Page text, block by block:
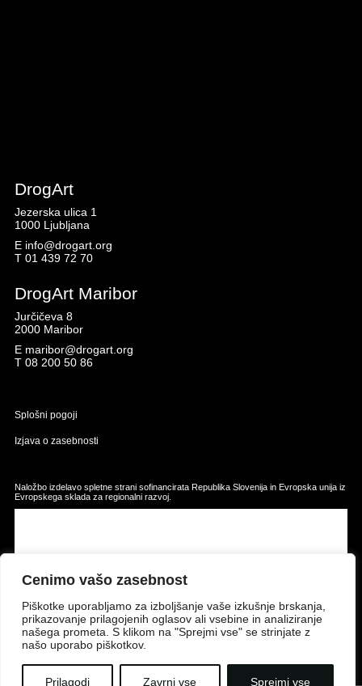
Cenimo vašo zasebnost
Piškotke uporabljamo za izboljšanje vaše izkušnje brskanja,
prikazovanje prilagojenih oglasov ali vsebine in analiziranje
našega prometa. S klikom na "Sprejmi vse" se strinjate z
našo uporabo piškotkov.
Prilagodi Zavrni vse Sprejmi vse
DrogArt
Jezerska ulica 1
1000 Ljubljana
E info@drogart.org
T 01 439 72 70
DrogArt Maribor
Jurčičeva 8
2000 Maribor
E maribor@drogart.org
T 08 200 50 86
Splošni pogoji
Izjava o zasebnosti
Naložbo izdelavo spletne strani sofinancirata Republika Slovenija in Evropska unija iz
Evropskega sklada za regionalni razvoj.